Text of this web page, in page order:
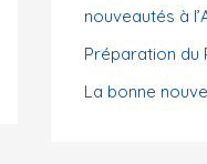
nouveautés à
Préparation du
La bonne